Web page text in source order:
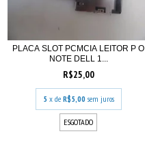
PLACA SLOT PCMCIA LEITOR P O
NOTE DELL 1...
R$25,00
5 x de R$5,00 sem juros
ESGOTADO